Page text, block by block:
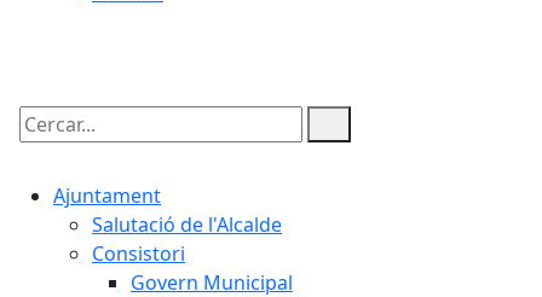
Cercar:
Ajuntament
Salutació de l'Alcalde
Consistori
Govern Municipal